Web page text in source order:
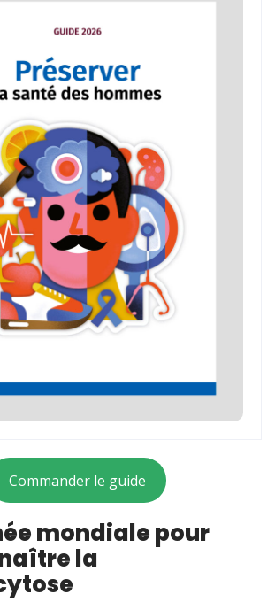
Commander le guide
mondiale pour
la